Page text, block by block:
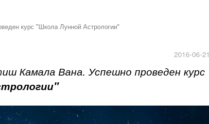
курс "Школа Лунной Астрологии"
2016-06-21
Камала Вана. Успешно проведен курс